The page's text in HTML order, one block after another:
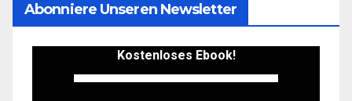
Abonniere Unseren Newsletter
Kostenloses Ebook!